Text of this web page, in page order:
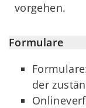
vorgehen.
Formulare
der